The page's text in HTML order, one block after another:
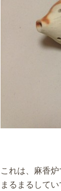
これは、麻香炉
まるまるして